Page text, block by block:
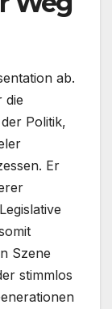
ab.
die
Politik,
Er
Szene
stimmlos